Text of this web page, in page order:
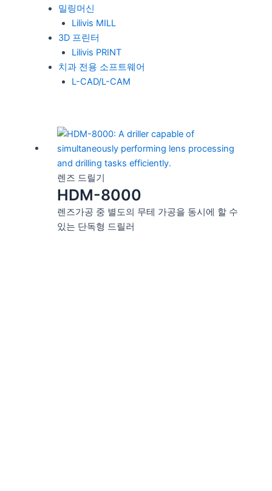
밀링머신
Lilivis MILL
3D 프린터
Lilivis PRINT
치과 전용 소프트웨어
L-CAD/L-CAM
렌즈 드릴기
HDM-8000
렌즈가공 중 별도의 무테 가공을 동시에 할 수
있는 단독형 드릴러